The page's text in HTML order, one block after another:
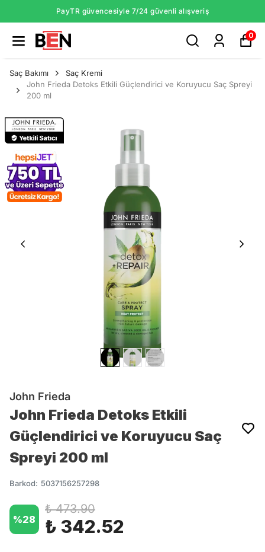
PayTR güvencesiyle 7/24 güvenli alışveriş
0
Saç Bakımı
Saç Kremi
John Frieda Detoks Etkili Güçlendirici ve Koruyucu Saç Spreyi
200 ml
John Frieda
John Frieda Detoks Etkili
Güçlendirici ve Koruyucu Saç
Spreyi 200 ml
Barkod: 5037156257298
%28
₺ 473.90
₺ 342.52